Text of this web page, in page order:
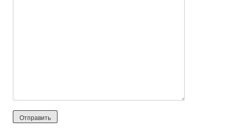
кожа не дышит
Сразу стоит отметить, что ночной крем для лица от «Агафьи»